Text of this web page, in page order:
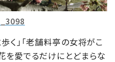
く」「老舗料亭の女将がこ
を愛でるだけにとどまらな